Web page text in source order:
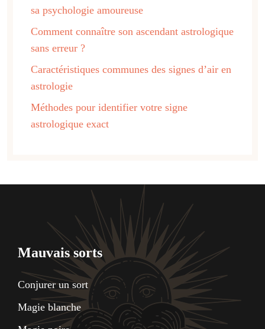
sa psychologie amoureuse
Comment connaître son ascendant astrologique
sans erreur ?
Caractéristiques communes des signes d’air en
astrologie
Méthodes pour identifier votre signe
astrologique exact
Mauvais sorts
Conjurer un sort
Magie blanche